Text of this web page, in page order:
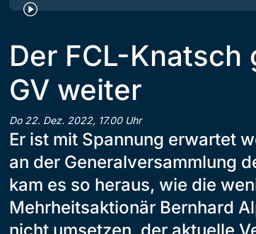
Der FCL-
GV weiter
Do 22. Dez. 2022, 17.00 Uhr
Er ist mit Spannung erwartet
an der Generalversammlung
kam es so heraus, wie die
Mehrheitsaktionär Bernhard
nicht umsetzen, der aktuelle